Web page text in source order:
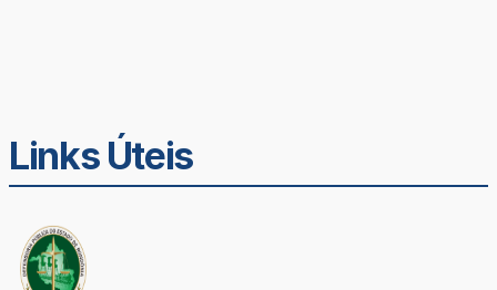
Links Úteis